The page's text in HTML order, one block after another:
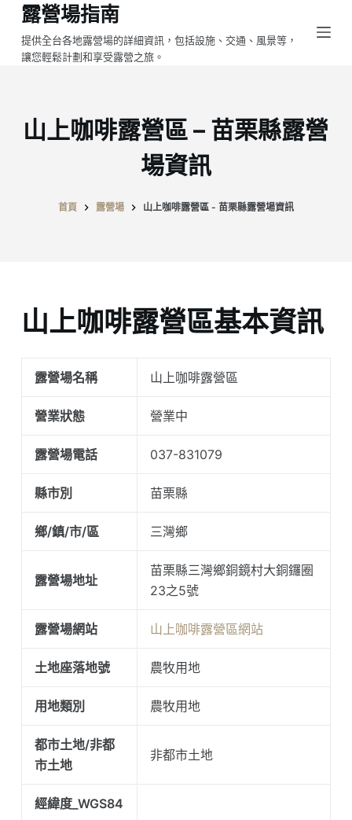
跳
至
主
容
露營場指南
提供全台各地露營場的詳細資訊，包括設施、交通、風景等，
讓您輕鬆計劃和享受露營之旅。
山上咖啡露營區 – 苗栗縣露營
場資訊
首頁 露營場 山上咖啡露營區 - 苗栗縣露營場資訊
山上咖啡露營區基本資訊
露營場名稱 山上咖啡露營區
營業狀態 營業中
露營場電話 037-831079
縣市別 苗栗縣
鄉/鎮/市/區 三灣鄉
露營場地址
苗栗縣三灣鄉銅鏡村大銅鑼圈
23之5號
露營場網站 山上咖啡露營區網站
土地座落地號 農牧用地
用地類別 農牧用地
都市土地/非都
市土地
非都市土地
經緯度_WGS84